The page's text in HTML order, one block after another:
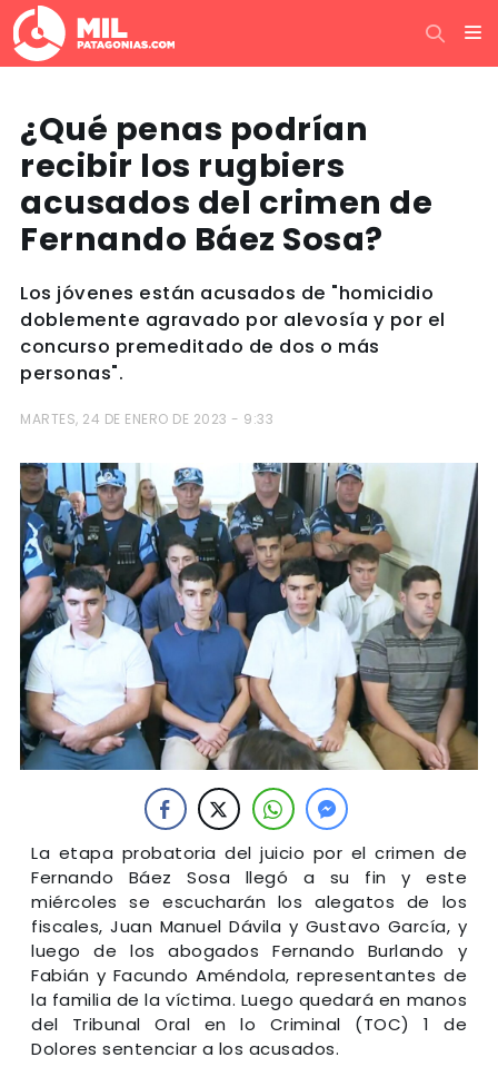
¿Qué penas podrían
recibir los rugbiers
acusados del crimen de
Fernando Báez Sosa?
Los jóvenes están acusados de "homicidio
doblemente agravado por alevosía y por el
concurso premeditado de dos o más
personas".
MARTES, 24 DE ENERO DE 2023 - 9:33
La etapa probatoria del juicio por el crimen de
Fernando Báez Sosa llegó a su fin y este
miércoles se escucharán los alegatos de los
fiscales, Juan Manuel Dávila y Gustavo García, y
luego de los abogados Fernando Burlando y
Fabián y Facundo Améndola, representantes de
la familia de la víctima. Luego quedará en manos
del Tribunal Oral en lo Criminal (TOC) 1 de
Dolores sentenciar a los acusados.